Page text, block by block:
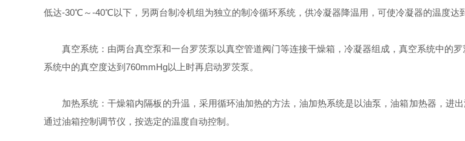
低达-30℃～-40℃以下，另两台制冷机组为独立的制冷循环系统，供冷凝器降温用，可使冷凝器的温度达
真空系统：由两台真空泵和一台罗茨泵以真空管道阀门等连接干燥箱，冷凝器组成，真空系统中的罗
系统中的真空度达到760mmHg以上时再启动罗茨泵。
加热系统：干燥箱内隔板的升温，采用循环油加热的方法，油加热系统是以油泵，油箱加热器，进
通过油箱控制调节仪，按选定的温度自动控制。